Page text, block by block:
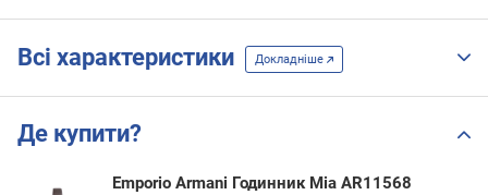
Всі характеристики Докладніше
Де купити?
Emporio Armani Годинник Mia AR11568